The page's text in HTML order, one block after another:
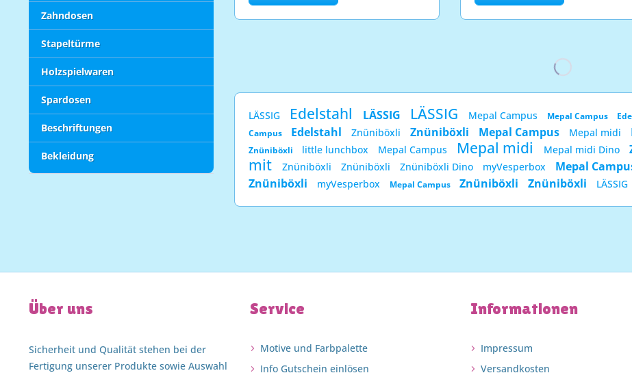
Zahndosen
Stapeltürme
Holzspielwaren
Spardosen
Beschriftungen
Bekleidung
LÄSSIG Edelstahl LÄSSIG LÄSSIG Mepal Campus Mepal Campus
Campus
Edelstahl Znüniböxli Znüniböxli Mepal Campus Mepal midi
Znüniböxli little lunchbox Mepal Campus Mepal midi Mepal midi Dino
mit
Znüniböxli Znüniböxli Znüniböxli Dino myVesperbox Mepal
Znüniböxli myVesperbox Mepal Campus Znüniböxli Znüniböxli LÄSSIG
Über uns
Sicherheit und Qualität stehen bei der
Fertigung unserer Produkte sowie Auswahl
Service
Motive und Farbpalette
Info Gutschein einlösen
Informationen
Impressum
Versandkosten